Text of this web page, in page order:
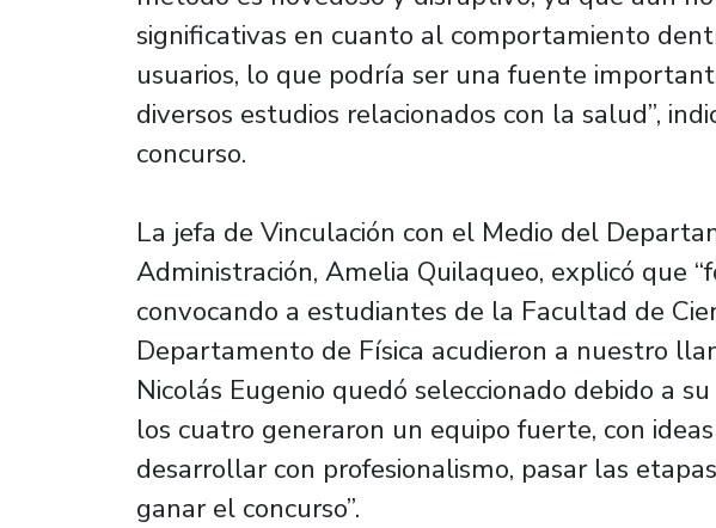
significativas en cuanto al comportamiento
usuarios, lo que podría ser una fuente
diversos estudios relacionados con la salud”,
concurso.
La jefa de Vinculación con el Medio del
Administración, Amelia Quilaqueo, explicó que
convocando a estudiantes de la Facultad de
Departamento de Física acudieron a nuestro
Nicolás Eugenio quedó seleccionado debido a
los cuatro generaron un equipo fuerte, con
desarrollar con profesionalismo, pasar las
ganar el concurso”.